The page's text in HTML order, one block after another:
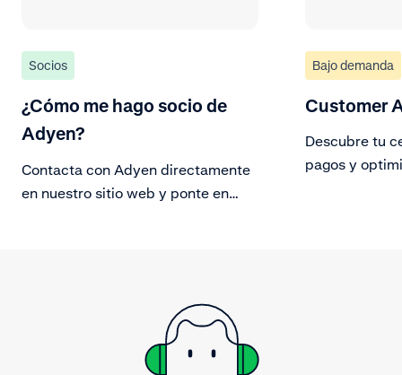
Socios
¿Cómo me hago socio de
Adyen?
Contacta con Adyen directamente
en nuestro sitio web y ponte en
Bajo demanda
Customer
Descubre tu
pagos y